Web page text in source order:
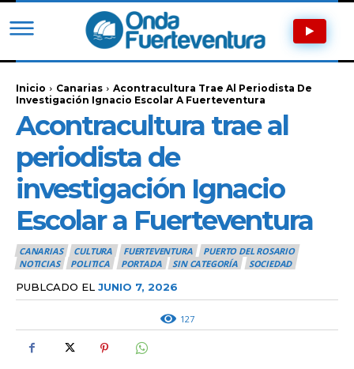
Inicio Canarias
Acontracultura Trae Al Periodista De
Investigación Ignacio Escolar A Fuerteventura
Acontracultura trae al
periodista de
investigación Ignacio
Escolar a Fuerteventura
CANARIAS CULTURA FUERTEVENTURA
PUERTO DEL ROSARIO
NOTICIAS
POLITICA PORTADA SIN CATEGORÍA SOCIEDAD
PUBLCADO EL JUNIO 7, 2026
127